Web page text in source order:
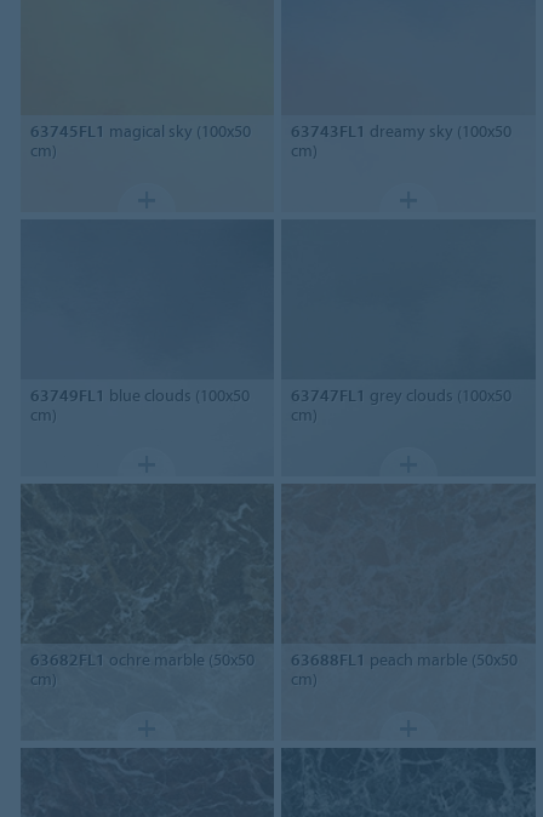
63745FL1 magical sky (100x50
cm)
63743FL1 dreamy sky (100x50
cm)
63749FL1 blue clouds (100x50
cm)
63747FL1 grey clouds (100x50
cm)
63682FL1 ochre marble (50x50
cm)
63688FL1 peach marble (50x50
cm)